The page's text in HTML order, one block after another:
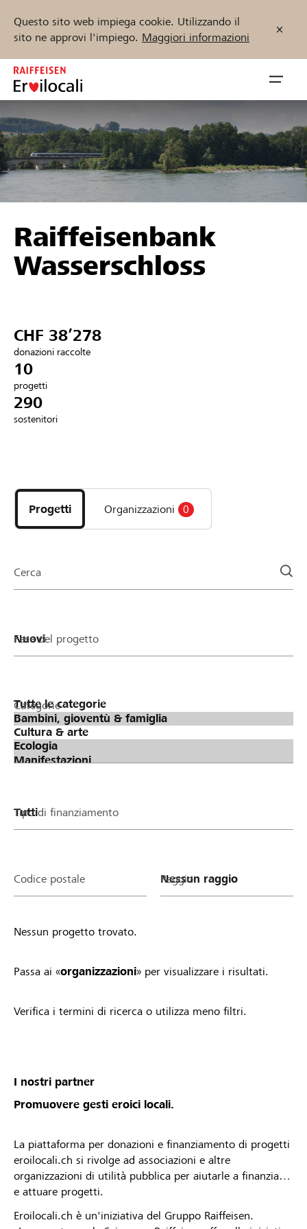
Questo sito web impiega cookie. Utilizzando il
sito ne approvi l'impiego. Maggiori informazioni
Zum
Inhalt
springen
öffnen
Sostenere
Aiuto & supporto
Collegarsi
Trova progetti e organizzazioni
Inizia ora
DE FR IT
Raiffeisenbank
Wasserschloss
CHF 38’278
donazioni raccolte
10
progetti
290
sostenitori
i
progetti
e
della
Progetti Organizzazioni 0
Cerca
Fase del progetto
Categorie
Tipo di finanziamento
Codice postale Raggio
Nessun progetto trovato.
Passa ai «organizzazioni» per visualizzare i risultati.
Verifica i termini di ricerca o utilizza meno filtri.
I nostri partner
Promuovere gesti eroici locali.
La piattaforma per donazioni e finanziamento di progetti
eroilocali.ch si rivolge ad associazioni e altre
organizzazioni di utilità pubblica per aiutarle a finanziare
e attuare progetti.
Eroilocali.ch è un'iniziativa del Gruppo Raiffeisen.